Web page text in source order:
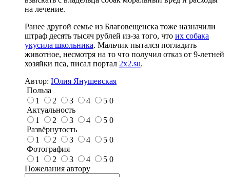
на лечение.
Ранее другой семье из Благовещенска тоже назначили
штраф десять тысяч рублей из-за того, что их собака
укусила школьника. Мальчик пытался погладить
животное, несмотря на то что получил отказ от 9-летней
хозяйки пса, писал портал 2x2.su.
Автор: Юлия Янушевская
Польза
1
2 3 4 5 0
Актуальность
1
2 3 4 5 0
Развёрнутость
1
2 3 4 5 0
Фотография
1
2 3 4 5 0
Пожелания автору